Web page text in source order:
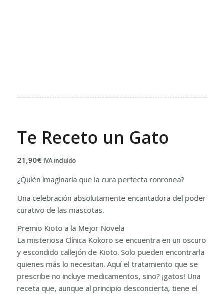
Te Receto un Gato
21,90€ IVA incluído
¿Quién imaginaría que la cura perfecta ronronea?
Una celebración absolutamente encantadora del poder
curativo de las mascotas.
Premio Kioto a la Mejor Novela
La misteriosa Clínica Kokoro se encuentra en un oscuro
y escondido callejón de Kioto. Solo pueden encontrarla
quienes más lo necesitan. Aquí el tratamiento que se
prescribe no incluye medicamentos, sino? ¡gatos! Una
receta que, aunque al principio desconcierta, tiene el